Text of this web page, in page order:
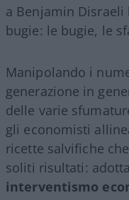
a Benjamin Disraeli
bugie: le bugie, le
Manipolando i
generazione in
delle varie
gli economisti
ricette salvifiche
soliti risultati:
interventismo